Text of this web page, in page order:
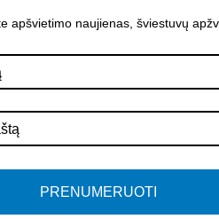
apšvietimo naujienas, šviestuvų
PRENUMERUOTI